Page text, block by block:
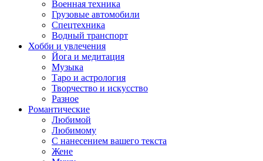
Военная техника
Грузовые автомобили
Спецтехника
Водный транспорт
Хобби и увлечения
Йога и медитация
Музыка
Таро и астрология
Творчество и искусство
Разное
Романтические
Любимой
Любимому
С нанесением вашего текста
Жене